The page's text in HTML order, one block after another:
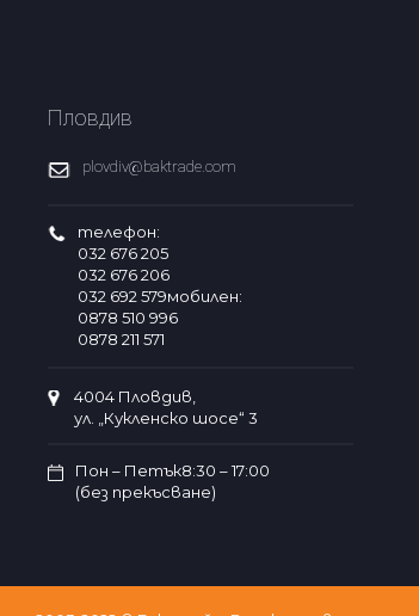
Пловдив
plovdiv@baktrade.com
телефон:
032 676 205
032 676 206
032 692 579мобилен:
0878 510 996
0878 211 571
4004 Пловдив,
ул. „Кукленско шосе“ 3
Пон – Петък8:30 – 17:00
(без прекъсване)